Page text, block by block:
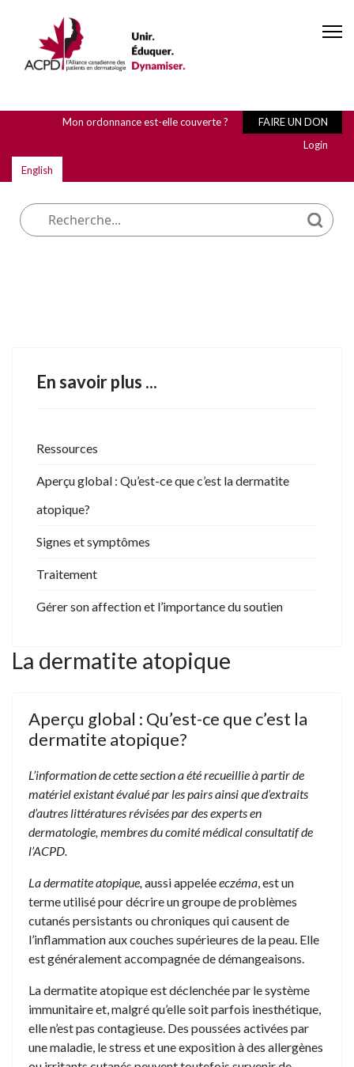
Mon ordonnance est-elle couverte ?
FAIRE UN DON
Login
English
Que cherchez-vous
En savoir plus ...
Ressources
Aperçu global : Qu’est-ce que c’est la dermatite
atopique?
Signes et symptômes
Traitement
Gérer son affection et l’importance du soutien
La dermatite atopique
Aperçu global : Qu’est-ce que c’est la
dermatite atopique?
L’information de cette section a été recueillie à partir de
matériel existant évalué par les pairs ainsi que d’extraits
d’autres littératures révisées par des experts en
dermatologie, membres du comité médical consultatif de
l’ACPD.
La dermatite atopique, aussi appeléeeczéma, est un
terme utilisé pour décrire un groupe de problèmes
cutanés persistants ou chroniques qui causent de
l’inflammation aux couches supérieures de la peau. Elle
est généralement accompagnée de démangeaisons.
La dermatite atopique est déclenchée par le système
immunitaire et, malgré qu’elle soit parfois inesthétique,
elle n’est pas contagieuse. Des poussées activées par
une maladie, le stress et une exposition à des allergènes